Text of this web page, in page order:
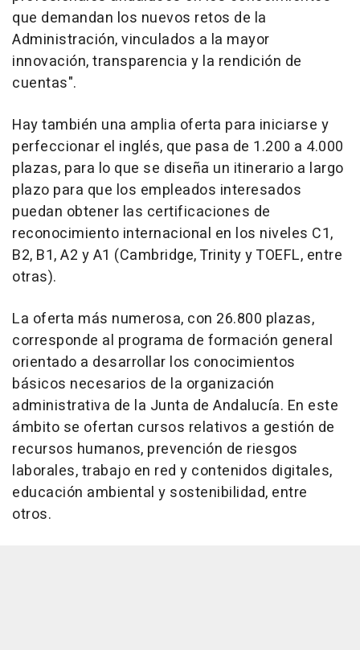
que demandan los nuevos retos de la
Administración, vinculados a la mayor
innovación, transparencia y la rendición de
cuentas".
Hay también una amplia oferta para iniciarse y
perfeccionar el inglés, que pasa de 1.200 a 4.000
plazas, para lo que se diseña un itinerario a largo
plazo para que los empleados interesados
puedan obtener las certificaciones de
reconocimiento internacional en los niveles C1,
B2, B1, A2 y A1 (Cambridge, Trinity y TOEFL, entre
otras).
La oferta más numerosa, con 26.800 plazas,
corresponde al programa de formación general
orientado a desarrollar los conocimientos
básicos necesarios de la organización
administrativa de la Junta de Andalucía. En este
ámbito se ofertan cursos relativos a gestión de
recursos humanos, prevención de riesgos
laborales, trabajo en red y contenidos digitales,
educación ambiental y sostenibilidad, entre
otros.